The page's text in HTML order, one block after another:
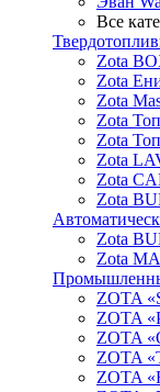
Все
Zota
Zota
Zota
Zota
Zota
Zota
Zota
Zota
Zota
Zota
ZOTA
ZOTA
ZOTA
ZOTA
ZOTA